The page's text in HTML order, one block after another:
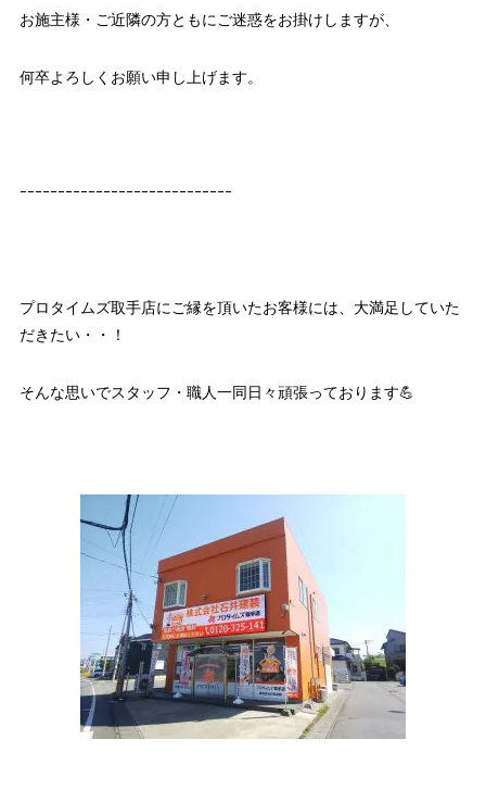
お施主様・ご近隣の方ともにご迷惑をお掛けしますが、
何卒よろしくお願い申し上げます。
ｰｰｰｰｰｰｰｰｰｰｰｰｰｰｰｰｰｰｰｰｰｰｰｰｰｰｰｰ
プロタイムズ取手店にご縁を頂いたお客様には、大満足していた
だきたい・・！
そんな思いでスタッフ・職人一同日々頑張っております💪